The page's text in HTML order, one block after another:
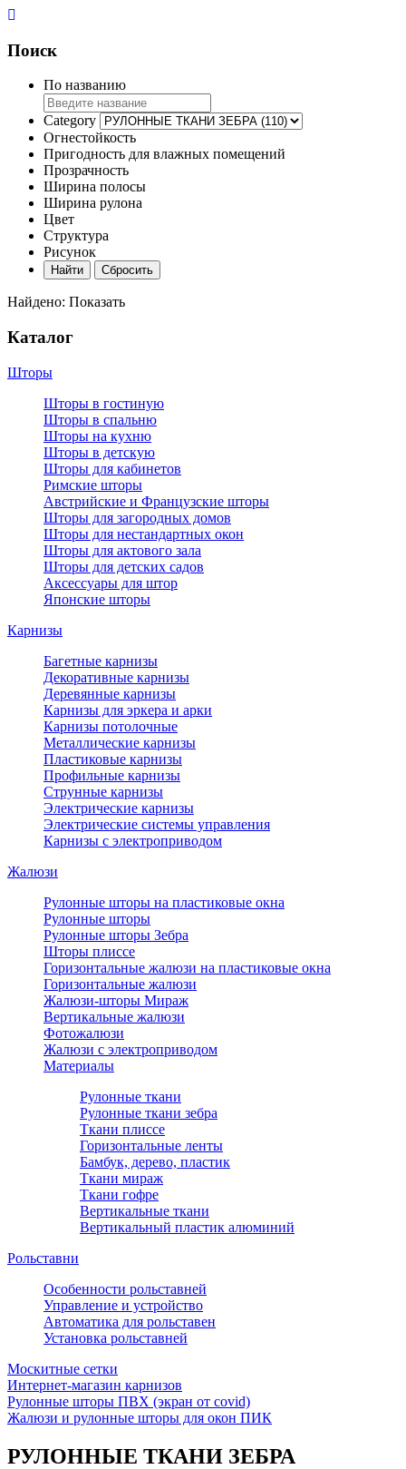
Поиск
По названию
Category
Огнестойкость
Пригодность для влажных помещений
Прозрачность
Ширина полосы
Ширина рулона
Цвет
Структура
Рисунок
Найдено: Показать
Каталог
Шторы
Шторы в гостиную
Шторы в спальню
Шторы на кухню
Шторы в детскую
Шторы для кабинетов
Римские шторы
Австрийские и Французские шторы
Шторы для загородных домов
Шторы для нестандартных окон
Шторы для актового зала
Шторы для детских садов
Аксессуары для штор
Японские шторы
Карнизы
Багетные карнизы
Декоративные карнизы
Деревянные карнизы
Карнизы для эркера и арки
Карнизы потолочные
Металлические карнизы
Пластиковые карнизы
Профильные карнизы
Струнные карнизы
Электрические карнизы
Электрические системы управления
Карнизы с электроприводом
Жалюзи
Рулонные шторы на пластиковые окна
Рулонные шторы
Рулонные шторы Зебра
Шторы плиссе
Горизонтальные жалюзи на пластиковые окна
Горизонтальные жалюзи
Жалюзи-шторы Мираж
Вертикальные жалюзи
Фотожалюзи
Жалюзи с электроприводом
Материалы
Рулонные ткани
Рулонные ткани зебра
Ткани плиссе
Горизонтальные ленты
Бамбук, дерево, пластик
Ткани мираж
Ткани гофре
Вертикальные ткани
Вертикальный пластик алюминий
Рольставни
Особенности рольставней
Управление и устройство
Автоматика для рольставен
Установка рольставней
Москитные сетки
Интернет-магазин карнизов
Рулонные шторы ПВХ (экран от covid)
Жалюзи и рулонные шторы для окон ПИК
РУЛОННЫЕ ТКАНИ ЗЕБРА